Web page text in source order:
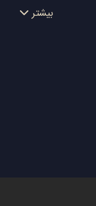
Alanya
Kas
بیشتر